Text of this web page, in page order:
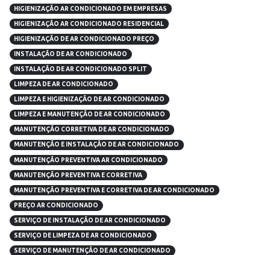
HIGIENIZAÇÃO AR CONDICIONADO EM EMPRESAS
HIGIENIZAÇÃO AR CONDICIONADO RESIDENCIAL
HIGIENIZAÇÃO DE AR CONDICIONADO PREÇO
INSTALAÇÃO DE AR CONDICIONADO
INSTALAÇÃO DE AR CONDICIONADO SPLIT
LIMPEZA DE AR CONDICIONADO
LIMPEZA E HIGIENIZAÇÃO DE AR CONDICIONADO
LIMPEZA E MANUTENÇÃO DE AR CONDICIONADO
MANUTENÇÃO CORRETIVA DE AR CONDICIONADO
MANUTENÇÃO E INSTALAÇÃO DE AR CONDICIONADO
MANUTENÇÃO PREVENTIVA AR CONDICIONADO
MANUTENÇÃO PREVENTIVA E CORRETIVA
MANUTENÇÃO PREVENTIVA E CORRETIVA DE AR CONDICIONADO
PREÇO AR CONDICIONADO
SERVIÇO DE INSTALAÇÃO DE AR CONDICIONADO
SERVIÇO DE LIMPEZA DE AR CONDICIONADO
SERVIÇO DE MANUTENÇÃO DE AR CONDICIONADO